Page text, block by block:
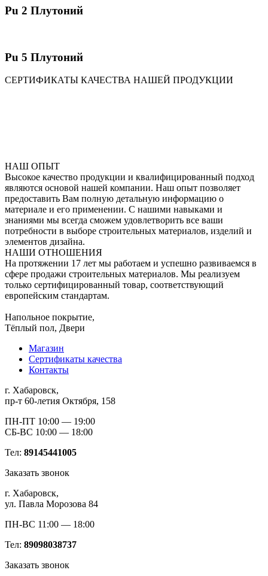
Pu 2 Плутоний
Pu 5 Плутоний
​СЕРТИФИКАТЫ КАЧЕСТВА НАШЕЙ ПРОДУКЦИИ
НАШ ОПЫТ
Высокое качество продукции и квалифицированный подход
являются основой нашей компании. Наш опыт позволяет
предоставить Вам полную детальную информацию о
материале и его применении. С нашими навыками и
знаниями мы всегда сможем удовлетворить все ваши
потребности в выборе строительных материалов, изделий и
элементов дизайна.
НАШИ ОТНОШЕНИЯ
На протяжении 17 лет мы работаем и успешно развиваемся в
сфере продажи строительных материалов. Мы реализуем
только сертифицированный товар, соответствующий
европейским стандартам.
Напольное покрытие,
Тёплый пол, Двери
Магазин
Сертификаты качества
Контакты
г. Хабаровск,
пр-т 60-летия Октября, 158
ПН-ПТ 10:00 — 19:00
СБ-ВС 10:00 — 18:00
Тел: 89145441005
Заказать звонок
г. Хабаровск,
ул. Павла Морозова 84
ПН-ВС 11:00 — 18:00
Тел: 89098038737
Заказать звонок